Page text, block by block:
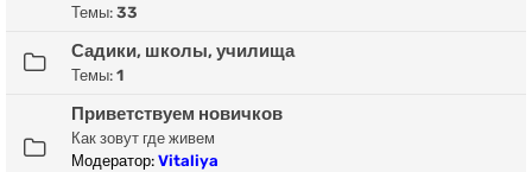
Темы: 33
Садики, школы, училища
Темы: 1
Приветствуем новичков
Как зовут где живем
Модератор: Vitaliya